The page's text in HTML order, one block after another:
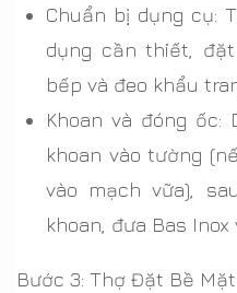
Chuẩn bị dụng cụ:
dụng cần thiết,
bếp và đeo khẩu
Khoan và đóng ốc:
khoan vào tường
vào mạch vữa),
khoan, đưa Bas
Bước 3: Thợ Đặt Bề